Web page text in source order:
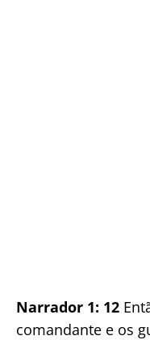
Narrador 1: 12
comandante e os